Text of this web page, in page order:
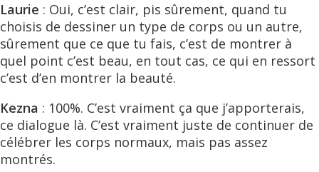
Laurie : Oui, c’est clair, pis sûrement, quand tu
choisis de dessiner un type de corps ou un autre,
sûrement que ce que tu fais, c’est de montrer à
quel point c’est beau, en tout cas, ce qui en ressort
c’est d’en montrer la beauté.
Kezna : 100%. C’est vraiment ça que j’apporterais,
ce dialogue là. C’est vraiment juste de continuer de
célébrer les corps normaux, mais pas assez
montrés.